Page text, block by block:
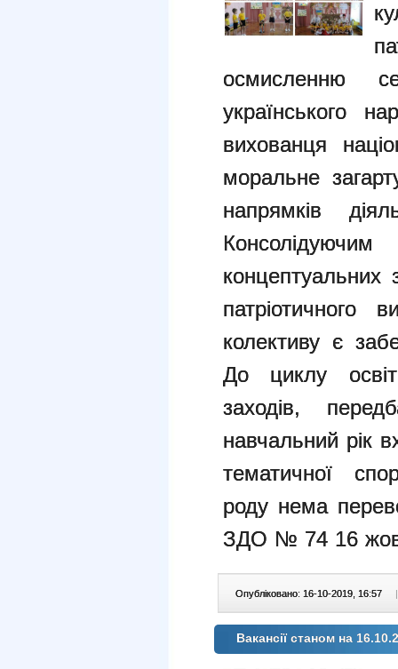
осмисленню
українського
вихованця
моральне
напрямків
концептуальних
патріотичного
колективу є
До циклу
заходів,
навчальний рік
тематичної
роду нема
ЗДО № 74 16
Опубліковано: 16-10-2019, 16:57 |
Вакансії станом на